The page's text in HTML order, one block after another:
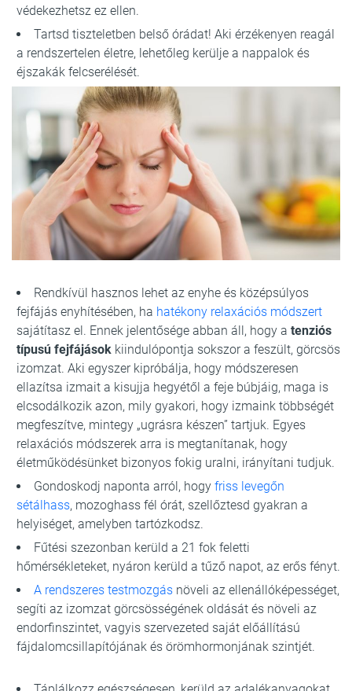
védekezhetsz ez ellen.
Tartsd tiszteletben belső órádat! Aki érzékenyen reagál
a rendszertelen életre, lehetőleg kerülje a nappalok és
éjszakák felcserélését.
Rendkívül hasznos lehet az enyhe és középsúlyos
fejfájás enyhítésében, ha hatékony relaxációs módszert
sajátítasz el. Ennek jelentősége abban áll, hogy a tenziós
típusú fejfájások kiindulópontja sokszor a feszült, görcsös
izomzat. Aki egyszer kipróbálja, hogy módszeresen
ellazítsa izmait a kisujja hegyétől a feje búbjáig, maga is
elcsodálkozik azon, mily gyakori, hogy izmaink többségét
megfeszítve, mintegy „ugrásra készen” tartjuk. Egyes
relaxációs módszerek arra is megtanítanak, hogy
életműködésünket bizonyos fokig uralni, irányítani tudjuk.
Gondoskodj naponta arról, hogy friss levegőn
sétálhass, mozoghass fél órát, szellőztesd gyakran a
helyiséget, amelyben tartózkodsz.
Fűtési szezonban kerüld a 21 fok feletti
hőmérsékleteket, nyáron kerüld a tűző napot, az erős fényt.
A rendszeres testmozgás növeli az ellenállóképességet,
segíti az izomzat görcsösségének oldását és növeli az
endorfinszintet, vagyis szervezeted saját előállítású
fájdalomcsillapítójának és örömhormonjának szintjét.